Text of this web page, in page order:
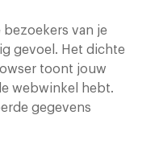
bezoekers van je
gevoel. Het dichte
toont jouw
webwinkel hebt.
gegevens